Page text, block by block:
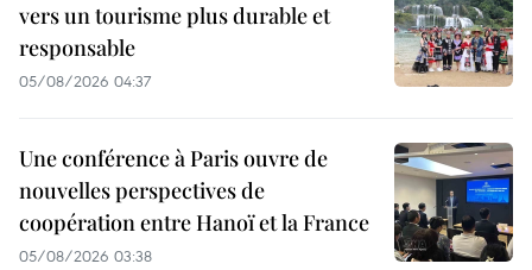
vers un tourisme plus durable et
responsable
05/08/2026 04:37
Une conférence à Paris ouvre de
nouvelles perspectives de
coopération entre Hanoï et la France
05/08/2026 03:38